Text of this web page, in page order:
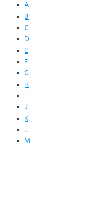
A
B
C
D
E
F
G
H
I
J
K
L
M